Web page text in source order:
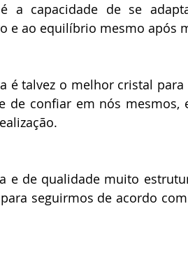
a capacidade de se
e ao equilíbrio mesmo após
é talvez o melhor cristal
de confiar em nós
e de qualidade muito
seguirmos de acordo